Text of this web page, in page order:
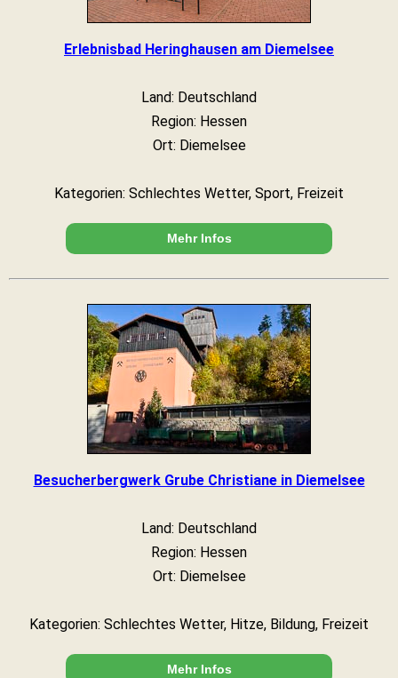
Erlebnisbad Heringhausen am Diemelsee
Land: Deutschland
Region: Hessen
Ort: Diemelsee
Kategorien: Schlechtes Wetter, Sport, Freizeit
Mehr Infos
Besucherbergwerk Grube Christiane in Diemelsee
Land: Deutschland
Region: Hessen
Ort: Diemelsee
Kategorien: Schlechtes Wetter, Hitze, Bildung, Freizeit
Mehr Infos